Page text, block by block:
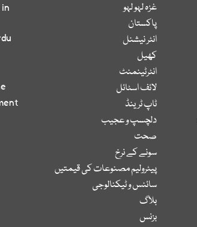
غزہ لہو لہو
پاکستان
انٹر نیشنل
کھیل
انٹرٹینمنٹ
لائف اسٹائل
ٹاپ ٹرینڈ
دلچسپ و عجیب
صحت
سونے کے نرخ
پیٹرولیم مصنوعات کی قیمتیں
سائنس و ٹیکنالوجی
بلاگ
بزنس